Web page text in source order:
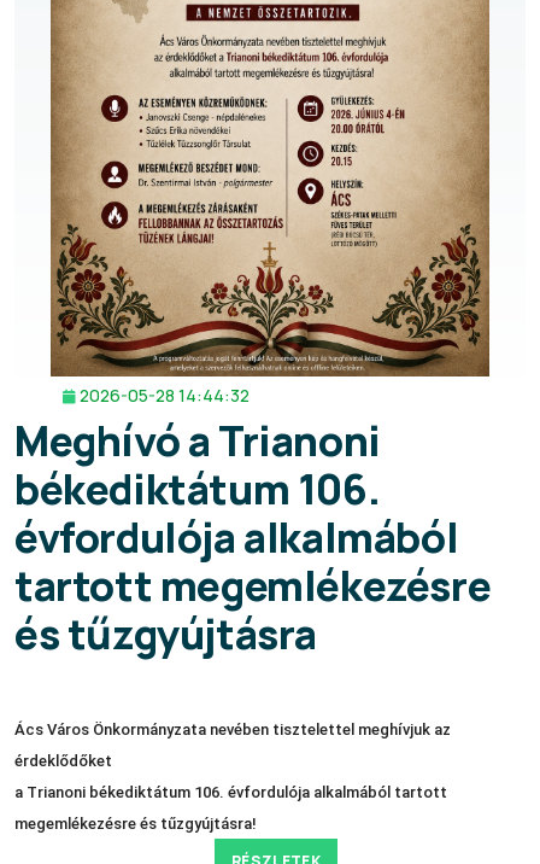
2026-05-28 14:44:32
Meghívó a Trianoni
békediktátum 106.
évfordulója alkalmából
tartott megemlékezésre
és tűzgyújtásra
Ács Város Önkormányzata nevében tisztelettel meghívjuk az
érdeklődőket
a Trianoni békediktátum 106. évfordulója alkalmából tartott
megemlékezésre és tűzgyújtásra!